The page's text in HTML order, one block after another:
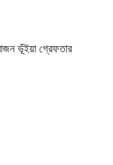
ভূঁইয়া গ্রেফতার